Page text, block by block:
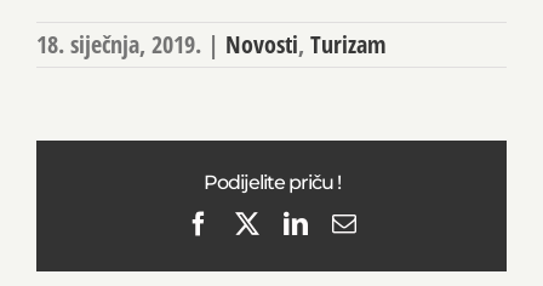
18. siječnja, 2019. | Novosti, Turizam
Podijelite priču !
FacebookLinkedIn
Email